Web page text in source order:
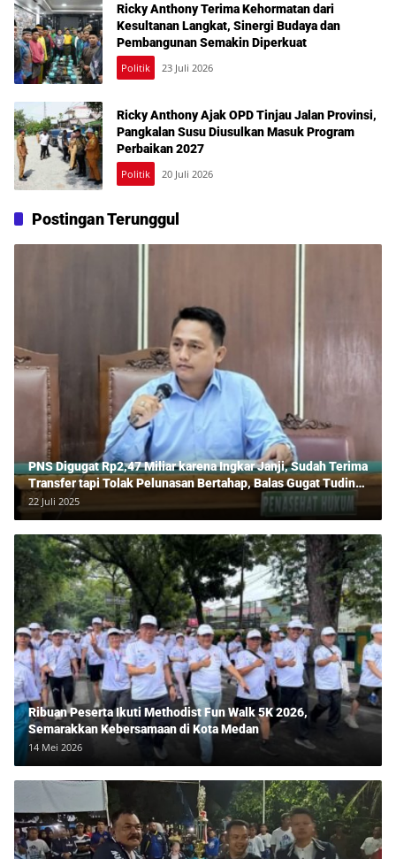
Ricky Anthony Terima Kehormatan dari
Kesultanan Langkat, Sinergi Budaya dan
Pembangunan Semakin Diperkuat
Politik 23 Juli 2026
Ricky Anthony Ajak OPD Tinjau Jalan Provinsi,
Pangkalan Susu Diusulkan Masuk Program
Perbaikan 2027
Politik 20 Juli 2026
Postingan Terunggul
PNS Digugat Rp2,47 Miliar karena Ingkar Janji, Sudah Terima
Transfer tapi Tolak Pelunasan Bertahap, Balas Gugat Tuding
Lawan Tipu Rp850 Juta
22 Juli 2025
Ribuan Peserta Ikuti Methodist Fun Walk 5K 2026,
Semarakkan Kebersamaan di Kota Medan
14 Mei 2026